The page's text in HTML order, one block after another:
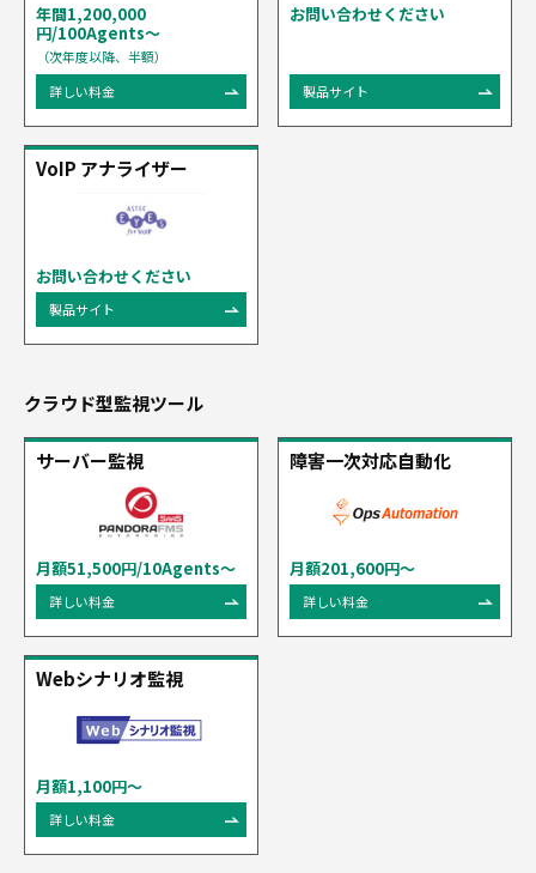
年間1,200,000
円/100Agents〜
（次年度以降、半額）
詳しい料金
お問い合わせください
製品サイト
VoIP アナライザー
お問い合わせください
製品サイト
クラウド型監視ツール
サーバー監視
月額51,500円/10Agents〜
詳しい料金
障害一次対応自動化
月額201,600円～
詳しい料金
Webシナリオ監視
月額1,100円～
詳しい料金